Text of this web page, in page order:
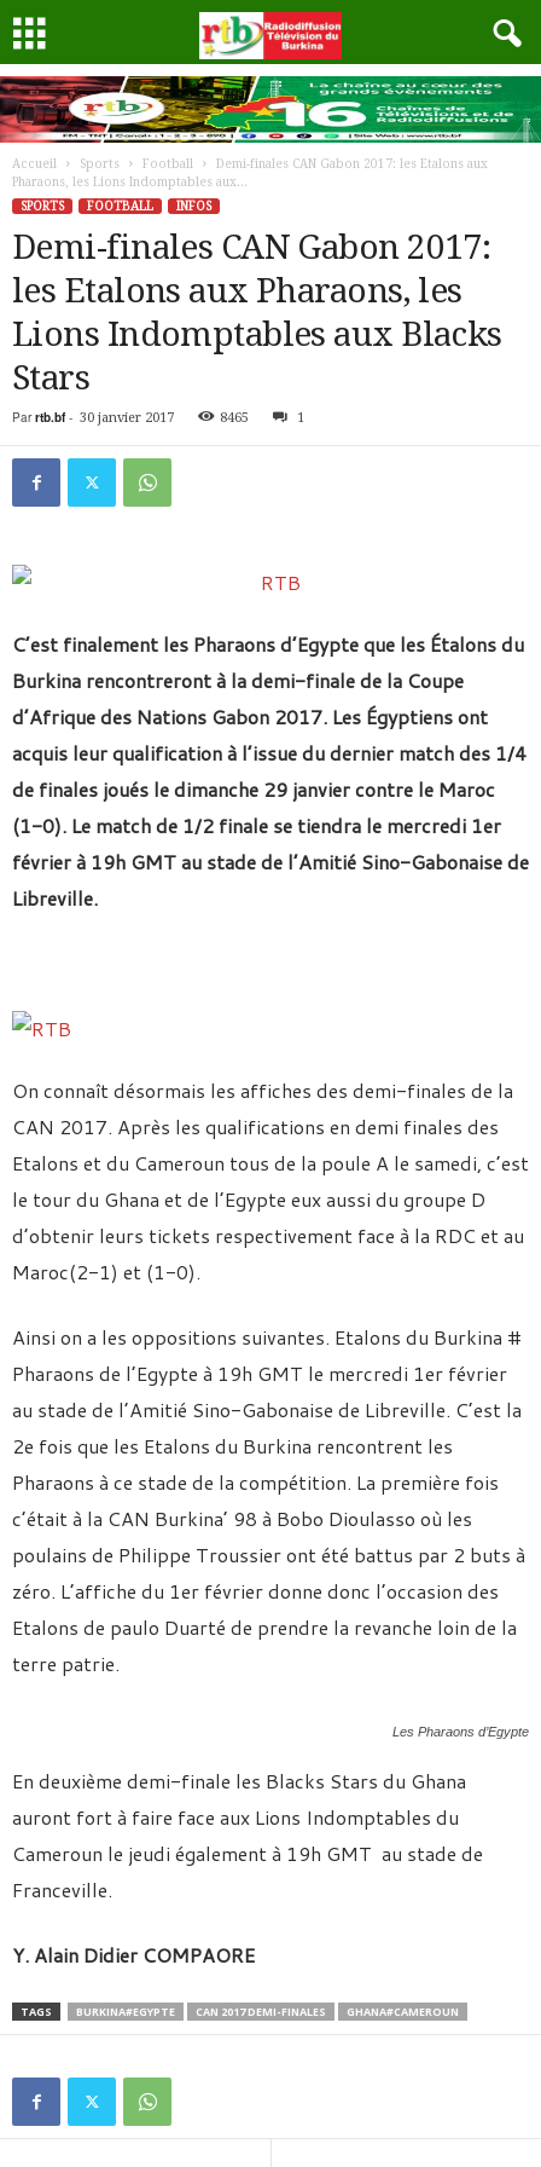
Accueil Sports Football
Demi-finales CAN Gabon 2017: les Etalons aux
Pharaons, les Lions Indomptables aux...
SPORTS
FOOTBALL INFOS
Demi-finales CAN Gabon 2017:
les Etalons aux Pharaons, les
Lions Indomptables aux Blacks
Stars
Par rtb.bf- 30 janvier 2017 8465 1
C’est finalement les Pharaons d’Egypte que les Étalons du
Burkina rencontreront à la demi-finale de la Coupe
d’Afrique des Nations Gabon 2017. Les Égyptiens ont
acquis leur qualification à l’issue du dernier match des 1/4
de finales joués le dimanche 29 janvier contre le Maroc
(1-0). Le match de 1/2 finale se tiendra le mercredi 1er
février à 19h GMT au stade de l’Amitié Sino-Gabonaise de
Libreville.
On connaît désormais les affiches des demi-finales de la
CAN 2017. Après les qualifications en demi finales des
Etalons et du Cameroun tous de la poule A le samedi, c’est
le tour du Ghana et de l’Egypte eux aussi du groupe D
d’obtenir leurs tickets respectivement face à la RDC et au
Maroc(2-1) et (1-0).
Ainsi on a les oppositions suivantes. Etalons du Burkina #
Pharaons de l’Egypte à 19h GMT le mercredi 1er février
au stade de l’Amitié Sino-Gabonaise de Libreville. C’est la
2e fois que les Etalons du Burkina rencontrent les
Pharaons à ce stade de la compétition. La première fois
c’était à la CAN Burkina’ 98 à Bobo Dioulasso où les
poulains de Philippe Troussier ont été battus par 2 buts à
zéro. L’affiche du 1er février donne donc l’occasion des
Etalons de paulo Duarté de prendre la revanche loin de la
terre patrie.
Les Pharaons d’Egypte
En deuxième demi-finale les Blacks Stars du Ghana
auront fort à faire face aux Lions Indomptables du
Cameroun le jeudi également à 19h GMT au stade de
Franceville.
Y. Alain Didier COMPAORE
TAGS BURKINA#EGYPTE CAN 2017 DEMI-FINALES GHANA#CAMEROUN